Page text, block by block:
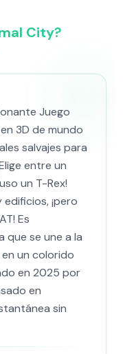
City?
Juego
3D de mundo
salvajes para
entre un
un T-Rex!
¡pero
Es
que se une a la
un colorido
en 2025 por
en
sin